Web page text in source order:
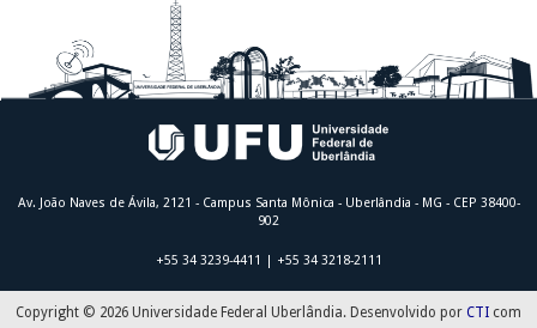
Av. João Naves de Ávila, 2121 - Campus Santa Mônica - Uberlândia - MG - CEP 38400-
902
+55 34 3239-4411 | +55 34 3218-2111
Copyright © 2026 Universidade Federal Uberlândia. Desenvolvido por CTI com